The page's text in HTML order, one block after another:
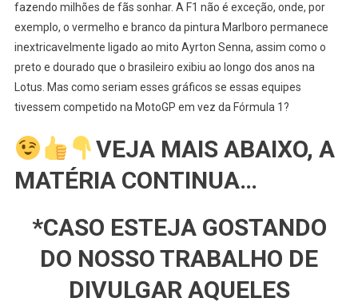
Alesi,
Schumacher
E
Senna
Tivessem
Competido
MotoGP?
fazendo milhões de fãs sonhar. A F1 não é exceção, onde, por
exemplo, o vermelho e branco da pintura Marlboro permanece
inextricavelmente ligado ao mito Ayrton Senna, assim como o
preto e dourado que o brasileiro exibiu ao longo dos anos na
Lotus. Mas como seriam esses gráficos se essas equipes
tivessem competido na MotoGP em vez da Fórmula 1?
VEJA MAIS ABAIXO, A
MATÉRIA CONTINUA…
*CASO ESTEJA GOSTANDO
DO NOSSO TRABALHO DE
DIVULGAR AQUELES